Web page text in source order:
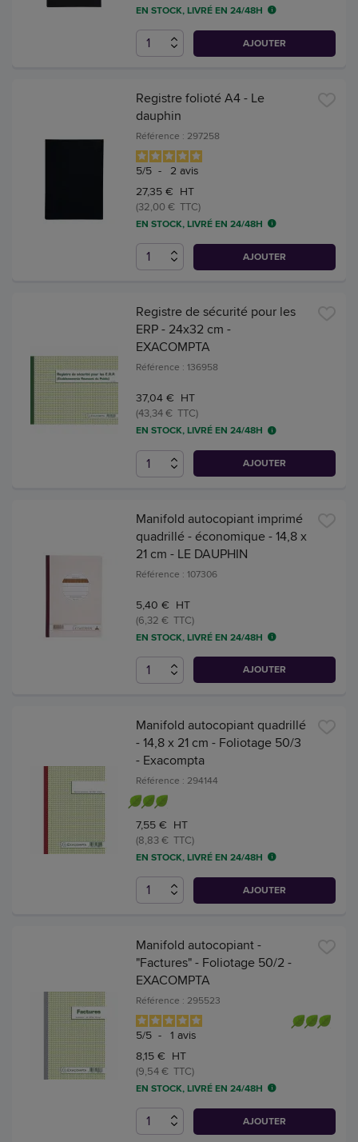
EN STOCK, LIVRÉ EN 24/48H
AJOUTER
Registre folioté A4 - Le
dauphin
Référence : 297258
5/5 - 2 avis
27,35 € HT
(32,00 € TTC)
EN STOCK, LIVRÉ EN 24/48H
AJOUTER
Registre de sécurité pour les
ERP - 24x32 cm -
EXACOMPTA
Référence : 136958
37,04 € HT
(43,34 € TTC)
EN STOCK, LIVRÉ EN 24/48H
AJOUTER
Manifold autocopiant imprimé
quadrillé - économique - 14,8 x
21 cm - LE DAUPHIN
Référence : 107306
5,40 € HT
(6,32 € TTC)
EN STOCK, LIVRÉ EN 24/48H
AJOUTER
Manifold autocopiant quadrillé
- 14,8 x 21 cm - Foliotage 50/3
- Exacompta
Référence : 294144
7,55 € HT
(8,83 € TTC)
EN STOCK, LIVRÉ EN 24/48H
AJOUTER
Manifold autocopiant -
"Factures" - Foliotage 50/2 -
EXACOMPTA
Référence : 295523
5/5 - 1 avis
8,15 € HT
(9,54 € TTC)
EN STOCK, LIVRÉ EN 24/48H
AJOUTER